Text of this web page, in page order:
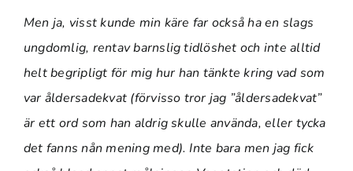
Men ja, visst kunde min käre far också ha en slags
ungdomlig, rentav barnslig tidlöshet och inte alltid
helt begripligt för mig hur han tänkte kring vad som
var åldersadekvat (förvisso tror jag ”åldersadekvat”
är ett ord som han aldrig skulle använda, eller tycka
det fanns nån mening med). Inte bara men jag fick